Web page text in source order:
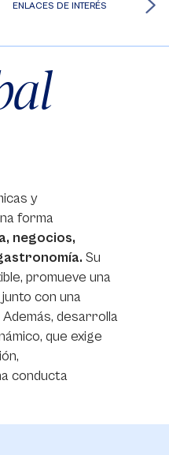
ENLACES DE INTERÉS
y
forma
negocios,
Su
promueve una
con una
Además, desarrolla
que exige
conducta